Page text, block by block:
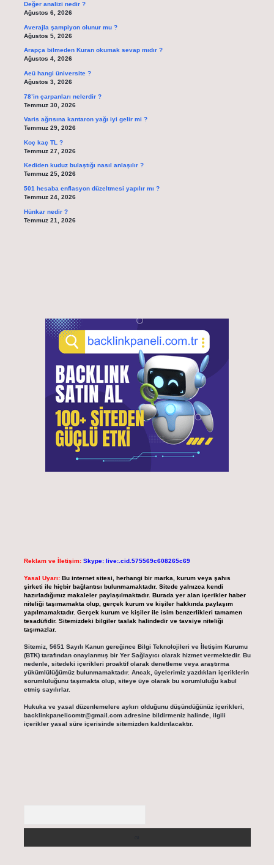
Değer analizi nedir ?
Ağustos 6, 2026
Averajla şampiyon olunur mu ?
Ağustos 5, 2026
Arapça bilmeden Kuran okumak sevap mıdır ?
Ağustos 4, 2026
Aeü hangi üniversite ?
Ağustos 3, 2026
78’in çarpanları nelerdir ?
Temmuz 30, 2026
Varis ağrısına kantaron yağı iyi gelir mi ?
Temmuz 29, 2026
Koç kaç TL ?
Temmuz 27, 2026
Kediden kuduz bulaştığı nasıl anlaşılır ?
Temmuz 25, 2026
501 hesaba enflasyon düzeltmesi yapılır mı ?
Temmuz 24, 2026
Hünkar nedir ?
Temmuz 21, 2026
Reklam ve İletişim: Skype: live:.cid.575569c608265c69
Yasal Uyarı: Bu internet sitesi, herhangi bir marka, kurum veya şahıs
şirketi ile hiçbir bağlantısı bulunmamaktadır. Sitede yalnızca kendi
hazırladığımız makaleler paylaşılmaktadır. Burada yer alan içerikler haber
niteliği taşımamakta olup, gerçek kurum ve kişiler hakkında paylaşım
yapılmamaktadır. Gerçek kurum ve kişiler ile isim benzerlikleri tamamen
tesadüfidir. Sitemizdeki bilgiler taslak halindedir ve tavsiye niteliği
taşımazlar.
Sitemiz, 5651 Sayılı Kanun gereğince Bilgi Teknolojileri ve İletişim Kurumu
(BTK) tarafından onaylanmış bir Yer Sağlayıcı olarak hizmet vermektedir. Bu
nedenle, sitedeki içerikleri proaktif olarak denetleme veya araştırma
yükümlülüğümüz bulunmamaktadır. Ancak, üyelerimiz yazdıkları içeriklerin
sorumluluğunu taşımakta olup, siteye üye olarak bu sorumluluğu kabul
etmiş sayılırlar.
Hukuka ve yasal düzenlemelere aykırı olduğunu düşündüğünüz içerikleri,
backlinkpanelicomtr@gmail.comadresine bildirmeniz halinde, ilgili
içerikler yasal süre içerisinde sitemizden kaldırılacaktır.